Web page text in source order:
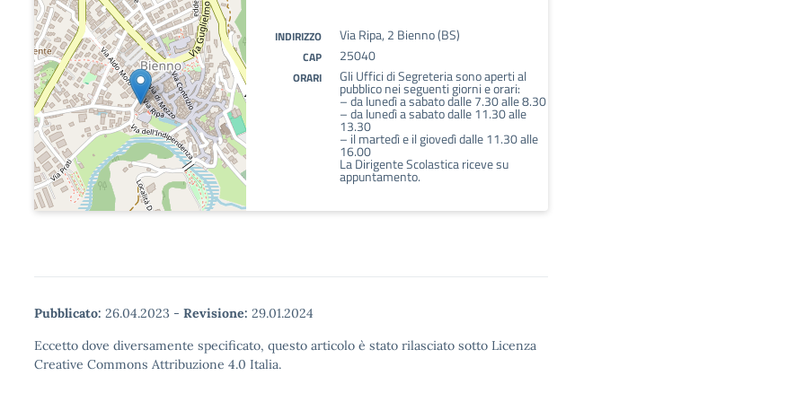
INDIRIZZO Via Ripa, 2 Bienno (BS)
CAP 25040
ORARI Gli Uffici di Segreteria sono aperti al
pubblico nei seguenti giorni e orari:
– da lunedì a sabato dalle 7.30 alle 8.30
– da lunedì a sabato dalle 11.30 alle
13.30
– il martedì e il giovedì dalle 11.30 alle
16.00
La Dirigente Scolastica riceve su
appuntamento.
Pubblicato: 26.04.2023 - Revisione: 29.01.2024
Eccetto dove diversamente specificato, questo articolo è stato rilasciato sotto Licenza
Creative Commons Attribuzione 4.0 Italia.